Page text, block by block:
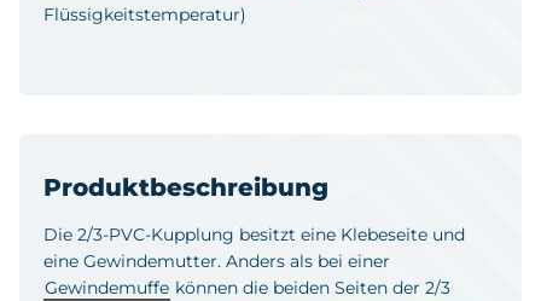
Produktbeschreibung
Die 2/3-PVC-Kupplung besitzt eine Klebeseite und
eine Gewindemutter. Anders als bei einer
Gewindemuffe können die beiden Seiten der 2/3
Flüssigkeitstemperatur)